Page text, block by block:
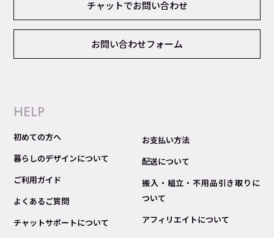
チャットでお問い合わせ
お問い合わせフォーム
HELP
初めての方へ
暮らしのデザインについて
ご利用ガイド
よくあるご質問
チャットサポートについて
お支払い方法
配送について
搬入・組立・不用品引き取りに
ついて
アフィリエイトについて